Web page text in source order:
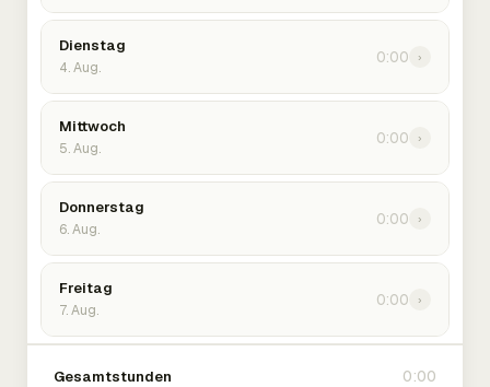
Dienstag
4. Aug.
0:00 ›
Mittwoch
5. Aug.
0:00 ›
Donnerstag
6. Aug.
0:00 ›
Freitag
7. Aug.
0:00 ›
Gesamtstunden 0:00